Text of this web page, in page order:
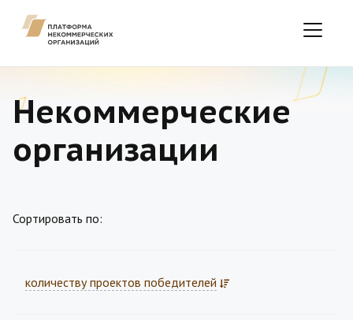
Некоммерческие
организации
Сортировать по:
количеству проектов победителей